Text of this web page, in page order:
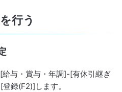
行う
与・賞与・年調]-[有休引継ぎ
録(F2)]します。